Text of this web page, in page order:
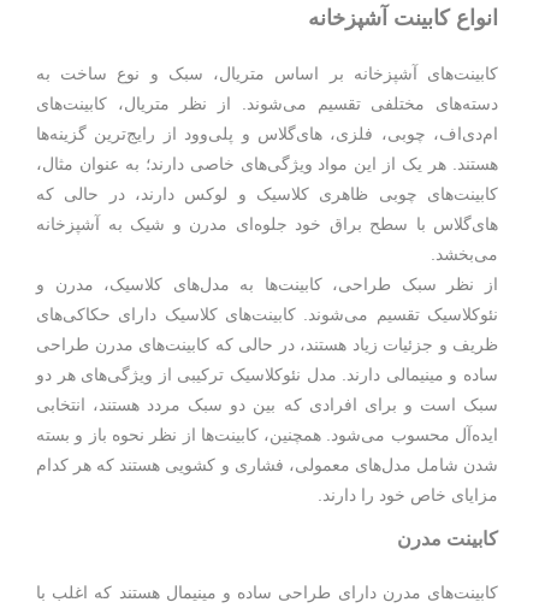
انواع کابینت آشپزخانه
کابینت‌های آشپزخانه بر اساس متریال، سبک و نوع ساخت به
دسته‌های مختلفی تقسیم می‌شوند. از نظر متریال، کابینت‌های
ام‌دی‌اف، چوبی، فلزی، های‌گلاس و پلی‌وود از رایج‌ترین گزینه‌ها
هستند. هر یک از این مواد ویژگی‌های خاصی دارند؛ به عنوان مثال،
کابینت‌های چوبی ظاهری کلاسیک و لوکس دارند، در حالی که
های‌گلاس با سطح براق خود جلوه‌ای مدرن و شیک به آشپزخانه
می‌بخشد.
از نظر سبک طراحی، کابینت‌ها به مدل‌های کلاسیک، مدرن و
نئوکلاسیک تقسیم می‌شوند. کابینت‌های کلاسیک دارای حکاکی‌های
ظریف و جزئیات زیاد هستند، در حالی که کابینت‌های مدرن طراحی
ساده و مینیمالی دارند. مدل نئوکلاسیک ترکیبی از ویژگی‌های هر دو
سبک است و برای افرادی که بین دو سبک مردد هستند، انتخابی
ایده‌آل محسوب می‌شود. همچنین، کابینت‌ها از نظر نحوه باز و بسته
شدن شامل مدل‌های معمولی، فشاری و کشویی هستند که هر کدام
مزایای خاص خود را دارند.
کابینت مدرن
کابینت‌های مدرن دارای طراحی ساده و مینیمال هستند که اغلب با